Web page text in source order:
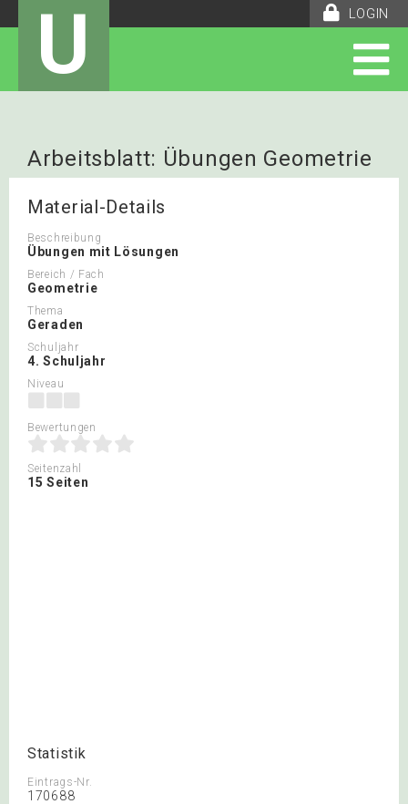
LOGIN
U
Arbeitsblatt: Übungen Geometrie
Geraden
Material-Details
Beschreibung
Übungen mit Lösungen
Bereich / Fach
Geometrie
Thema
Geraden
Schuljahr
4. Schuljahr
Niveau
Bewertungen
Seitenzahl
15 Seiten
Statistik
Eintrags-Nr.
170688